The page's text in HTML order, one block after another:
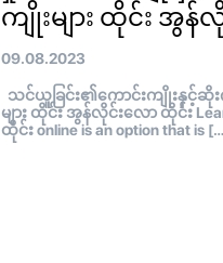
ကျိုးများ ထိုင်း အွန်
09.08.2023
သင်ယူခြင်း၏ကောင်းကျိုးနှင့်ဆိုး
များ ထိုင်း အွန်လိုင်းလော ထိုင်း
ထိုင်း online is an option that is